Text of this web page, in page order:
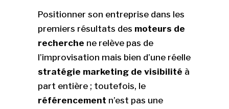
Positionner son entreprise dans les
premiers résultats des moteurs de
recherche ne relève pas de
l’improvisation mais bien d’une réelle
stratégie marketing de visibilité à
part entière ; toutefois, le
référencement n’est pas une